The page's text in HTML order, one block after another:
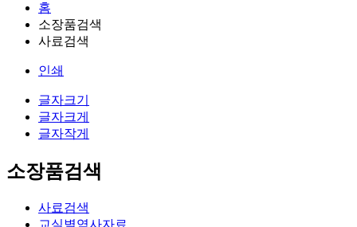
홈
소장품검색
사료검색
인쇄
글자크기
글자크게
글자작게
소장품검색
사료검색
교실별역사자료